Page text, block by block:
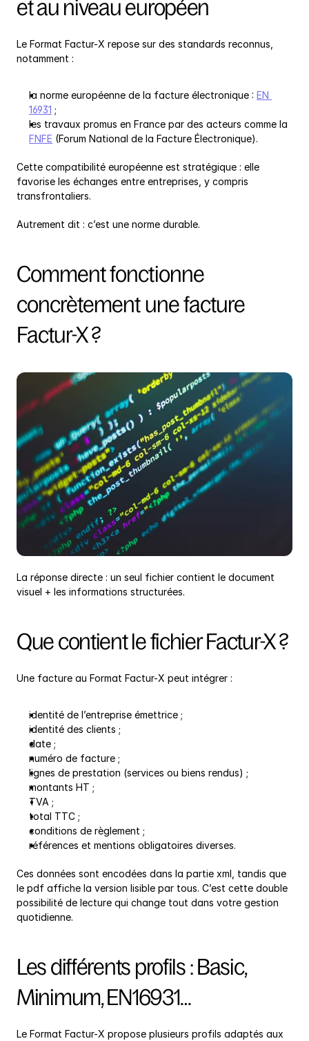
et au niveau européen
Le Format Factur-X repose sur des standards reconnus,
notamment :
la norme européenne de la facture électronique : EN
16931 ;
FNFE (Forum National de la Facture Électronique).
Cette compatibilité européenne est stratégique : elle
favorise les échanges entre entreprises, y compris
transfrontaliers.
Autrement dit : c’est une norme durable.
Comment fonctionne
concrètement une facture
Factur-X ?
La réponse directe : un seul fichier contient le document
visuel + les informations structurées.
Que contient le fichier Factur-X ?
Une facture au Format Factur-X peut intégrer :
identité de l’entreprise émettrice ;
identité des clients ;
date ;
numéro de facture ;
lignes de prestation (services ou biens rendus) ;
montants HT ;
TVA ;
total TTC ;
conditions de règlement ;
références et mentions obligatoires diverses.
Ces données sont encodées dans la partie xml, tandis que
le pdf affiche la version lisible par tous. C’est cette double
possibilité de lecture qui change tout dans votre gestion
quotidienne.
Les différents profils : Basic,
Minimum, EN16931…
Le Format Factur-X propose plusieurs profils adaptés aux